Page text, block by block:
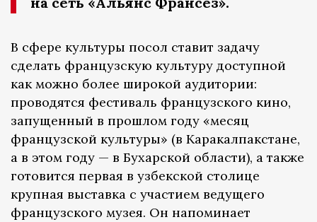
В сфере культуры посол ставит задачу
сделать французскую культуру доступной
как можно более широкой аудитории:
проводятся фестиваль французского кино,
запущенный в прошлом году «месяц
французской культуры» (в Каракалпакстане,
а в этом году — в Бухарской области), а также
готовится первая в узбекской столице
крупная выставка с участием ведущего
французского музея. Он напоминает